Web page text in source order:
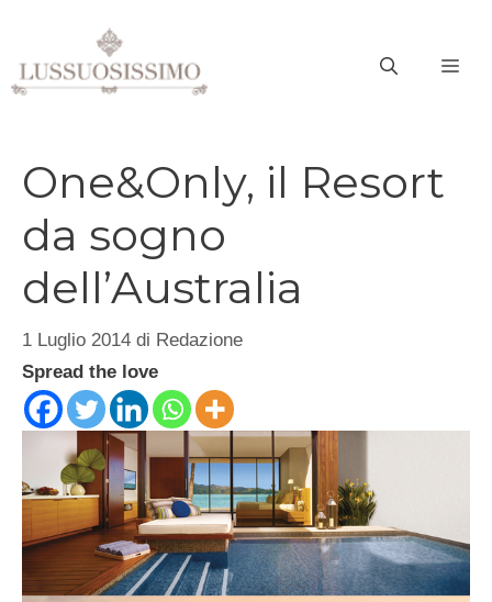
contenuto
One&Only, il Resort
da sogno
dell’Australia
1 Luglio 2014 di Redazione
Spread the love